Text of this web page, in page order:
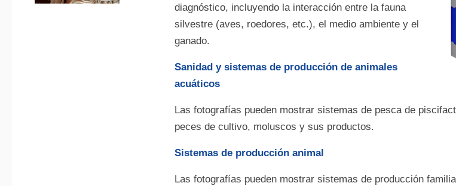
diagnóstico, incluyendo la interacción entre la fauna
silvestre (aves, roedores, etc.), el medio ambiente y el
ganado.
Sanidad y sistemas de producción de animales
acuáticos
Las fotografías pueden mostrar sistemas de pesca de
peces de cultivo, moluscos y sus productos.
Sistemas de producción animal
Las fotografías pueden mostrar sistemas de producción